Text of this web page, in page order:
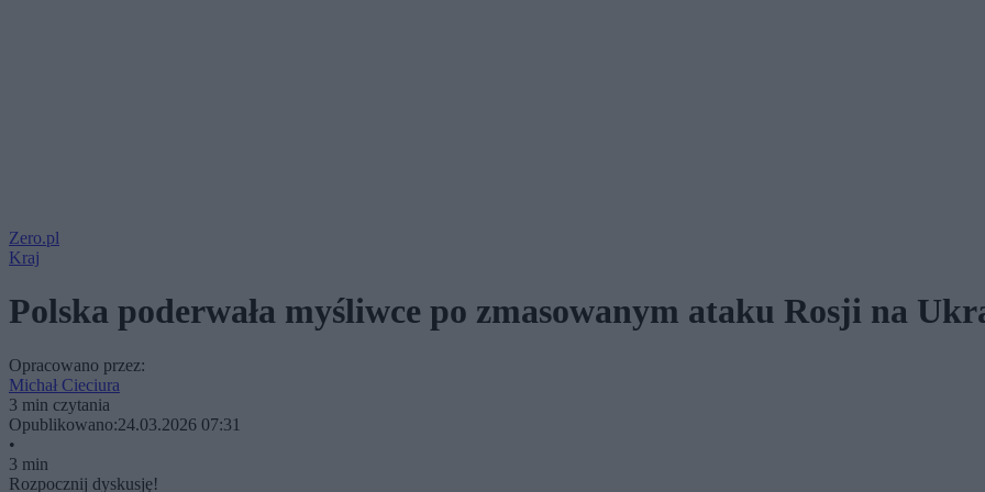
Zero.pl
Kraj
Polska poderwała myśliwce po zmasowanym ataku Rosji na
Opracowano przez:
Michał Cieciura
3 min czytania
Opublikowano:24.03.2026 07:31
•
3 min
Rozpocznij dyskusję!